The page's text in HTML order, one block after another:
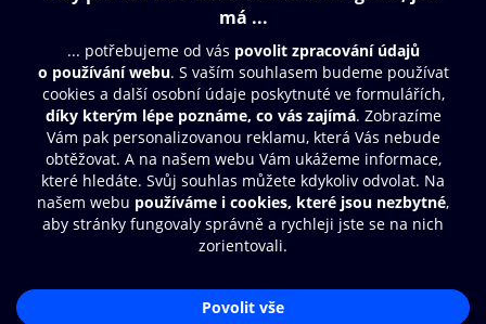
Obsah ke stažení
Moje O2 Knihovna
Další zábava
© O2 Czech Republic a.s.